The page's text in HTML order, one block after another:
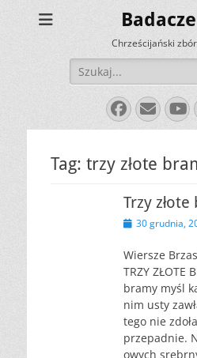
Chrześcijański
Szukaj:
E-
mail
Tag: trzy złote
Trzy
Opublikowano
30 grudnia,
Wiersze
TRZY ZŁOTE
bramy myśl
nim usty
tego nie
przepadnie.
owych